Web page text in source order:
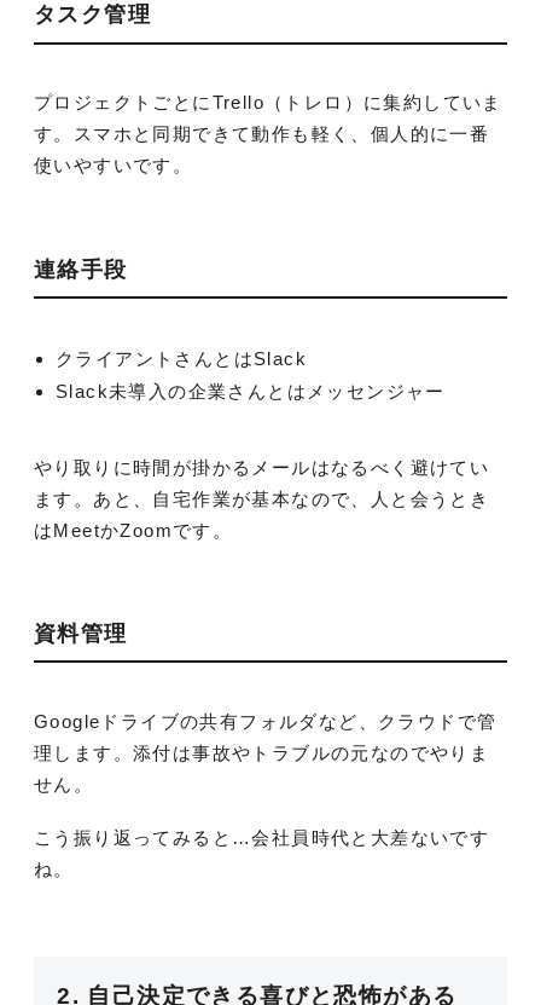
タスク管理
プロジェクトごとにTrello（トレロ）に集約していま
す。スマホと同期できて動作も軽く、個人的に一番
使いやすいです。
連絡手段
クライアントさんとはSlack
Slack未導入の企業さんとはメッセンジャー
やり取りに時間が掛かるメールはなるべく避けてい
ます。あと、自宅作業が基本なので、人と会うとき
はMeetかZoomです。
資料管理
Googleドライブの共有フォルダなど、クラウドで管
理します。添付は事故やトラブルの元なのでやりま
せん。
こう振り返ってみると…会社員時代と大差ないです
ね。
2. 自己決定できる喜びと恐怖がある